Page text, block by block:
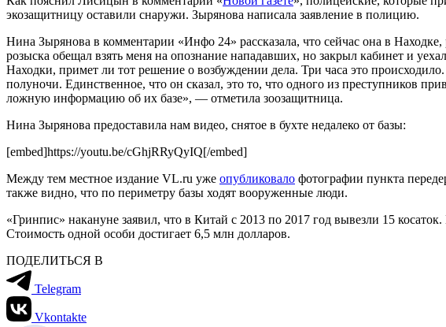
экозащитницу оставили снаружи. Зырянова написала заявление в полицию.
Нина Зырянова в комментарии «Инфо 24» рассказала, что сейчас она в
розыска обещал взять меня на опознание нападавших, но закрыл кабинет и
Находки, примет ли тот решение о возбуждении дела. Три часа это
полуночи. Единственное, что он сказал, это то, что одного из преступников
ложную информацию об их базе», — отметила зоозащитница.
Нина Зырянова предоставила нам видео, снятое в бухте недалеко от базы:
[embed]https://youtu.be/cGhjRRyQyIQ[/embed]
Между тем местное издание VL.ru уже опубликовало фотографии пункта
также видно, что по периметру базы ходят вооруженные люди.
«Гринпис» накануне заявил, что в Китай с 2013 по 2017 год вывезли 15
Стоимость одной особи достигает 6,5 млн долларов.
ПОДЕЛИТЬСЯ В
Telegram
Vkontakte